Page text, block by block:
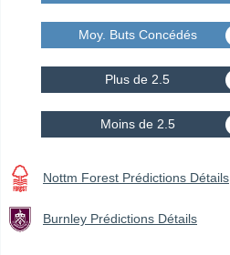
Moy. Buts Concédés
Plus de 2.5
Moins de 2.5
Nottm Forest Prédictions Détails
Burnley Prédictions Détails